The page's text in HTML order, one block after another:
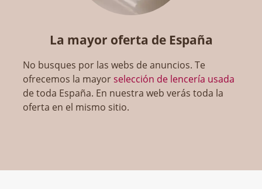
La mayor oferta de España
No busques por las webs de anuncios. Te
ofrecemos la mayorselección de lencería usada
de toda España. En nuestra web verás toda la
oferta en el mismo sitio.